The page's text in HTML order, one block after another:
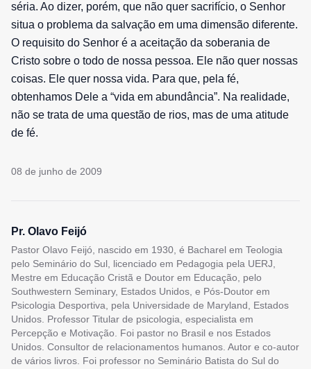
séria. Ao dizer, porém, que não quer sacrifício, o Senhor
situa o problema da salvação em uma dimensão diferente.
O requisito do Senhor é a aceitação da soberania de
Cristo sobre o todo de nossa pessoa. Ele não quer nossas
coisas. Ele quer nossa vida. Para que, pela fé,
obtenhamos Dele a “vida em abundância”. Na realidade,
não se trata de uma questão de rios, mas de uma atitude
de fé.
08 de junho de 2009
Pr. Olavo Feijó
Pastor Olavo Feijó, nascido em 1930, é Bacharel em Teologia
pelo Seminário do Sul, licenciado em Pedagogia pela UERJ,
Mestre em Educação Cristã e Doutor em Educação, pelo
Southwestern Seminary, Estados Unidos, e Pós-Doutor em
Psicologia Desportiva, pela Universidade de Maryland, Estados
Unidos. Professor Titular de psicologia, especialista em
Percepção e Motivação. Foi pastor no Brasil e nos Estados
Unidos. Consultor de relacionamentos humanos. Autor e co-autor
de vários livros. Foi professor no Seminário Batista do Sul do